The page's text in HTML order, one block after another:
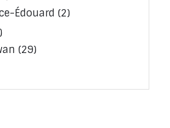
Édouard (2)
(29)